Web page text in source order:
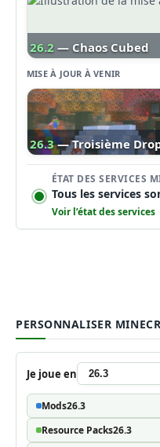
26.2 — Chaos Cubed
MISE À JOUR À VENIR
26.3 — Troisième
ÉTAT DES SERVICES
Tous les services
Voir l’état des services
PERSONNALISER
Je joue en
Mods26.3
Resource Packs26.3